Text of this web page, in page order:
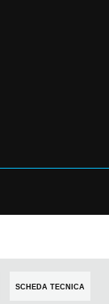
SCHEDA TECNICA